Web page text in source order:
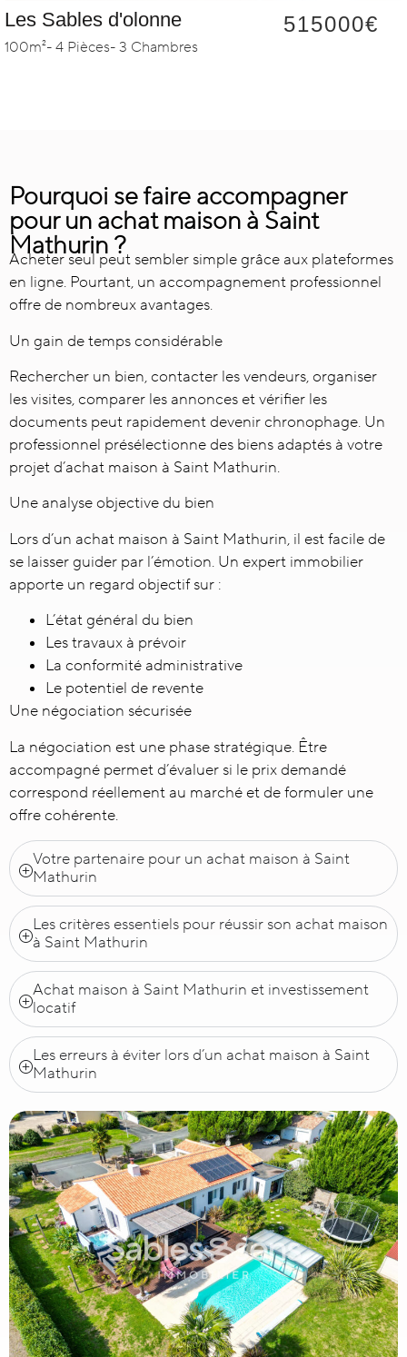
Les Sables d'olonne 515000€
100m²- 4 Pièces- 3 Chambres
Pourquoi se faire accompagner
pour un achat maison à Saint
Mathurin ?
Acheter seul peut sembler simple grâce aux plateformes
en ligne. Pourtant, un accompagnement professionnel
offre de nombreux avantages.
Un gain de temps considérable
Rechercher un bien, contacter les vendeurs, organiser
les visites, comparer les annonces et vérifier les
documents peut rapidement devenir chronophage. Un
professionnel présélectionne des biens adaptés à votre
projet d’achat maison à Saint Mathurin.
Une analyse objective du bien
Lors d’un achat maison à Saint Mathurin, il est facile de
se laisser guider par l’émotion. Un expert immobilier
apporte un regard objectif sur :
L’état général du bien
Les travaux à prévoir
La conformité administrative
Le potentiel de revente
Une négociation sécurisée
La négociation est une phase stratégique. Être
accompagné permet d’évaluer si le prix demandé
correspond réellement au marché et de formuler une
offre cohérente.
Votre partenaire pour un achat maison à Saint
Mathurin
Les critères essentiels pour réussir son achat maison
à Saint Mathurin
Achat maison à Saint Mathurin et investissement
locatif
Les erreurs à éviter lors d’un achat maison à Saint
Mathurin